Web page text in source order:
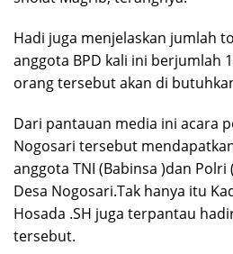
Hadi juga menjelaskan jumlah
anggota BPD kali ini berjumlah
orang tersebut akan di
Dari pantauan media ini acara
Nogosari tersebut
anggota TNI (Babinsa )dan Polri
Desa Nogosari.Tak hanya itu
Hosada .SH juga terpantau
tersebut.